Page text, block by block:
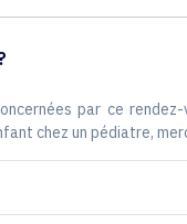
par ce
chez un pédiatre,